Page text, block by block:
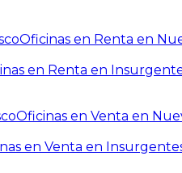
Oficinas en Renta en
en Renta en
Oficinas en Venta en
en Venta en